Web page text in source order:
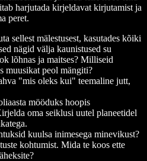
harjutada kirjeldavat kirjutamist ja
peret.
sellest mälestusest, kasutades kõiki
nägid välja kaunistused su
lõhnas ja maitses? Milliseid
muusikat peol mängiti?
"mis oleks kui" teemaline jutt,
mööduks hoopis
oma seiklusi uutel planeetidel
kuulsa inimesega minevikust?
kohtumist. Mida te koos ette